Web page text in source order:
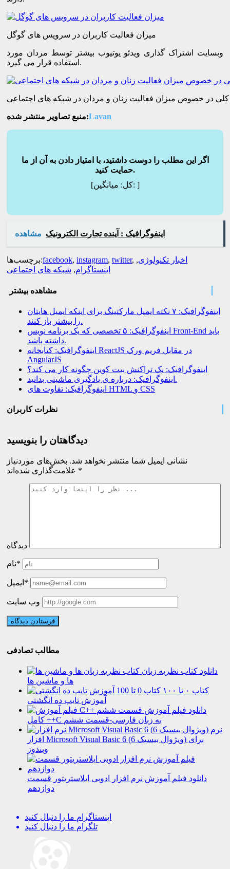
میزان فعالیت کاربران در سرویس های گوگل
وبسایت اشتراک گذاری ویدئو یوتیوب بیشتر توسط مردان مورد
استفاده قرار می گیرد.
کلی در خصوص میزان فعالیت زنان و مردان در شبکه های اجتماعی
منبع تصاویر منتشر شده:Lavan
اگر این مطلب را دوست داشتید، با امتیاز دادن به آن از ما
حمایت کنید.
[کل:میانگین: ]
مشاهده اینفوگرافیک : آینده تجارت الکترونیک
برچسب‌ها:facebook, instagram, twitter, اخبار تکنولوژی,
اینستاگرام, شبکه های اجتماعی
مشاهده بیشتر
اینفوگرافیک: ۷ نکته ایمیل مارکتینگ برای اینکه ایمیل هایتان
را بیشتر باز کنند.
اینفوگرافیک: ۵ تخصصی که یک برنامه نویس Front-End باید
داشته باشد.
اینفوگرافیک: کتابخانه ReactJS در مقابل فریم ورک
AngularJS
اینفوگرافیک: یک تراکنش بیت کوین چگونه کار می کند؟
اینفوگرافیک: درباره ی یادگیری ماشینی بدانید.
اینفوگرافیک: تفاوت های HTML و CSS
نظرات کاربران
دیدگاهتان را بنویسید
نشانی ایمیل شما منتشر نخواهد شد. بخش‌های موردنیاز
*
دیدگاه
نام*
ایمیل*
وب سایت
مطالب تصادفی
دانلود کتاب نظریه زبان
ها و ماشین ها
کتاب ۰ تا ۱۰۰
آموزش تایپ ده انگشتی
دانلود فیلم آموزش
کامل ++C به زبان فارسی-قسمت ششم
نرم
افزار Microsoft Visual Basic 6 (ویژوال بیسیک 6) برای
ویندوز
دانلود فیلم آموزش نرم افزار ادوبی ایلاستریتور قسمت
دوازدهم
اینستاگرام ما را دنبال کنید
تلگرام ما را دنبال کنید